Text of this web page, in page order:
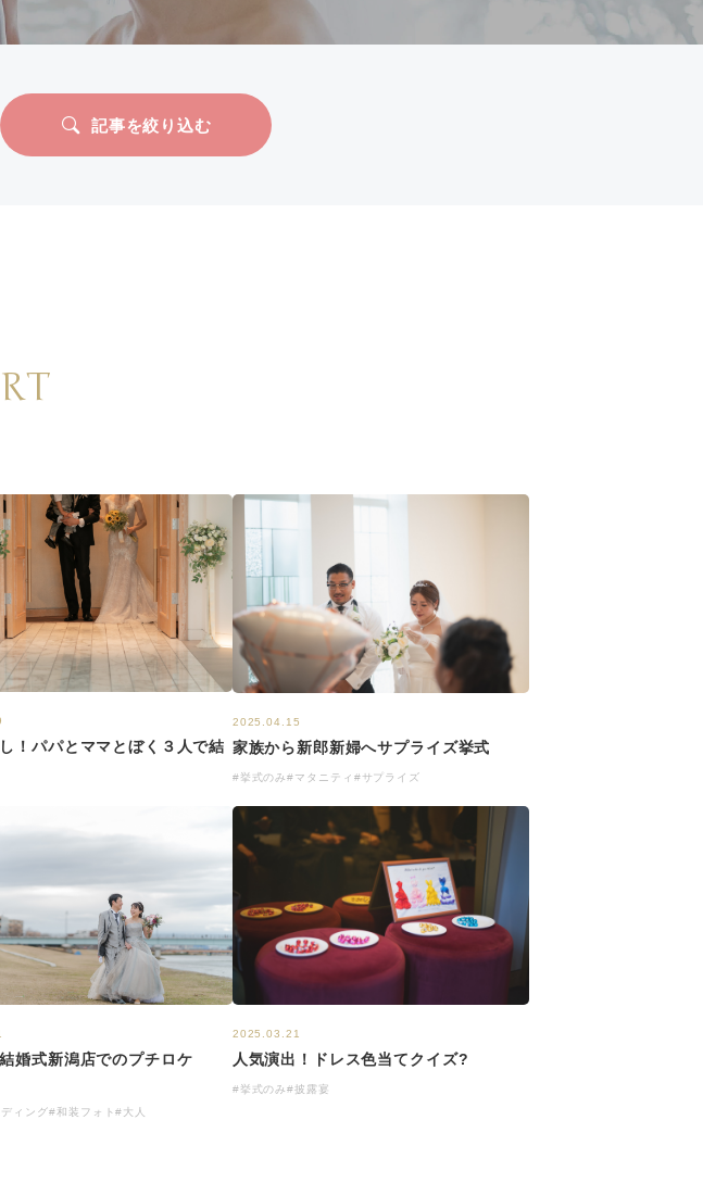
記事を絞り込む
！パパとママとぼく３人で結
2025.04.15
家族から新郎新婦へサプライズ挙式
#挙式のみ#マタニティ #サプライズ
婚式新潟店でのプチロケ
ィング#和装フォト#大人
2025.03.21
人気演出！ドレス色当てクイズ?
#挙式のみ#披露宴